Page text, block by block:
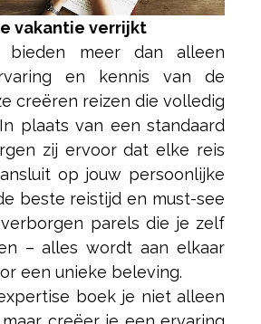
vakantie verrijkt
bieden meer dan alleen
en kennis van de
creëren reizen die volledig
plaats van een standaard
zij ervoor dat elke reis
op jouw persoonlijke
beste reistijd en must-see
parels die je zelf
– alles wordt aan elkaar
een unieke beleving.
boek je niet alleen